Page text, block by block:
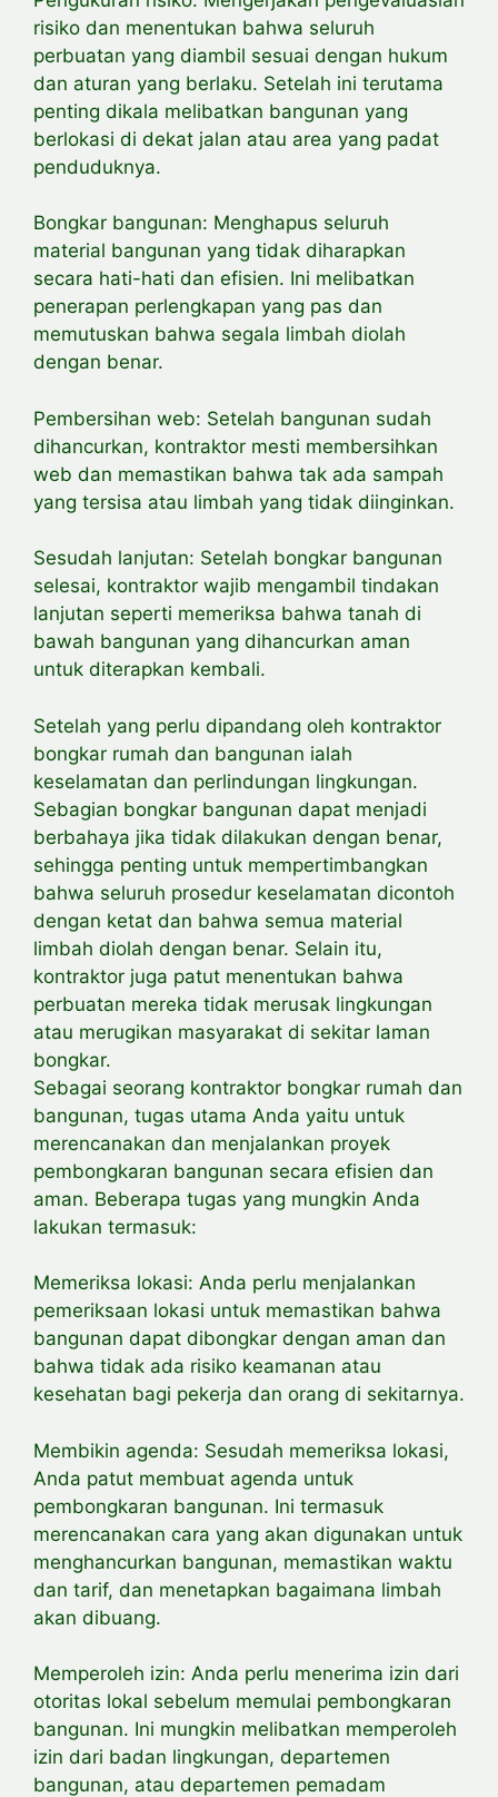
risiko dan menentukan bahwa seluruh
perbuatan yang diambil sesuai dengan hukum
dan aturan yang berlaku. Setelah ini terutama
penting dikala melibatkan bangunan yang
berlokasi di dekat jalan atau area yang padat
penduduknya.
Bongkar bangunan: Menghapus seluruh
material bangunan yang tidak diharapkan
secara hati-hati dan efisien. Ini melibatkan
penerapan perlengkapan yang pas dan
memutuskan bahwa segala limbah diolah
dengan benar.
Pembersihan web: Setelah bangunan sudah
dihancurkan, kontraktor mesti membersihkan
web dan memastikan bahwa tak ada sampah
yang tersisa atau limbah yang tidak diinginkan.
Sesudah lanjutan: Setelah bongkar bangunan
selesai, kontraktor wajib mengambil tindakan
lanjutan seperti memeriksa bahwa tanah di
bawah bangunan yang dihancurkan aman
untuk diterapkan kembali.
Setelah yang perlu dipandang oleh kontraktor
bongkar rumah dan bangunan ialah
keselamatan dan perlindungan lingkungan.
Sebagian bongkar bangunan dapat menjadi
berbahaya jika tidak dilakukan dengan benar,
sehingga penting untuk mempertimbangkan
bahwa seluruh prosedur keselamatan dicontoh
dengan ketat dan bahwa semua material
limbah diolah dengan benar. Selain itu,
kontraktor juga patut menentukan bahwa
perbuatan mereka tidak merusak lingkungan
atau merugikan masyarakat di sekitar laman
bongkar.
Sebagai seorang kontraktor bongkar rumah dan
bangunan, tugas utama Anda yaitu untuk
merencanakan dan menjalankan proyek
pembongkaran bangunan secara efisien dan
aman. Beberapa tugas yang mungkin Anda
lakukan termasuk:
Memeriksa lokasi: Anda perlu menjalankan
pemeriksaan lokasi untuk memastikan bahwa
bangunan dapat dibongkar dengan aman dan
bahwa tidak ada risiko keamanan atau
kesehatan bagi pekerja dan orang di sekitarnya.
Membikin agenda: Sesudah memeriksa lokasi,
Anda patut membuat agenda untuk
pembongkaran bangunan. Ini termasuk
merencanakan cara yang akan digunakan untuk
menghancurkan bangunan, memastikan waktu
dan tarif, dan menetapkan bagaimana limbah
akan dibuang.
Memperoleh izin: Anda perlu menerima izin dari
otoritas lokal sebelum memulai pembongkaran
bangunan. Ini mungkin melibatkan memperoleh
izin dari badan lingkungan, departemen
bangunan, atau departemen pemadam